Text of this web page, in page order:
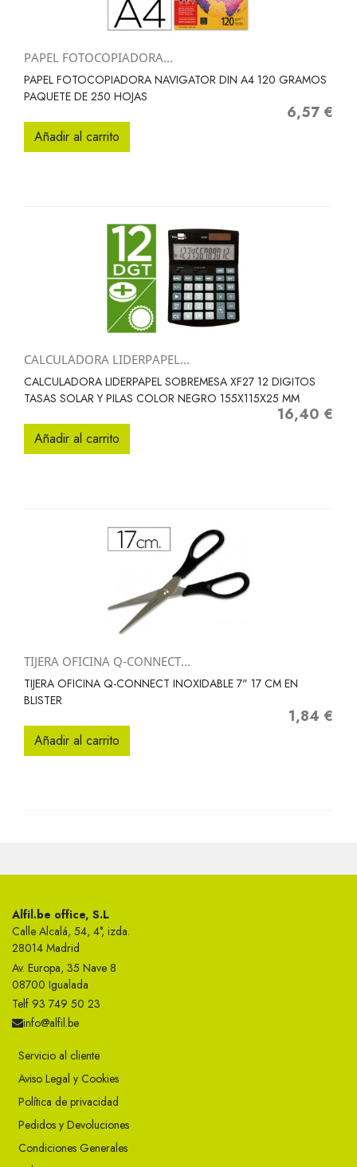
PAPEL FOTOCOPIADORA...
PAPEL FOTOCOPIADORA NAVIGATOR DIN A4 120 GRAMOS
PAQUETE DE 250 HOJAS
Precio
6,57 €
Añadir al carrito
CALCULADORA LIDERPAPEL...
CALCULADORA LIDERPAPEL SOBREMESA XF27 12 DIGITOS
TASAS SOLAR Y PILAS COLOR NEGRO 155X115X25 MM
Precio
16,40 €
Añadir al carrito
TIJERA OFICINA Q-CONNECT...
TIJERA OFICINA Q-CONNECT INOXIDABLE 7" 17 CM EN
BLISTER
Precio
1,84 €
Añadir al carrito
Alfil.be office, S.L
Calle Alcalá, 54, 4°, izda.
28014 Madrid
Av. Europa, 35 Nave 8
08700 Igualada
Telf 93 749 50 23
info@alfil.be
Servicio al cliente
Aviso Legal y Cookies
Política de privacidad
Pedidos y Devoluciones
Condiciones Generales